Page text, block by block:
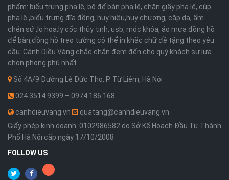
phẩm: biểu trưng pha lê, bộ để bàn pha lê, chặn giấy pha lê, cúp
pha lê ,biểu trưng đĩa đồng, huy hiệu,huy chương, cặp da, ấm
chén sứ ,lọ hoa,ly cốc thủy tinh, usb, móc khóa, áo mưa đồng hồ
để bàn,đồng hồ treo tường có thể in khắc chữ đề tặng theo yêu
cầu. Cánh Diều Vàng chắc chắn đem đến cho quý khách sự lựa
chọn phong phú nhất.
Số 4A/9 Đường Lê Đức Thọ, P. Từ Liêm, Hà Nội
024.3514 9399 – 0974 186 168
canhdieuvang.vn
quatang@canhdieuvang.vn
Giấy phép kinh doanh: 0102986582 do Sở Kế Hoạch Đầu Tư Thành
Phố Hà Nội cấp ngày 17/10/2008
FOLLOW US